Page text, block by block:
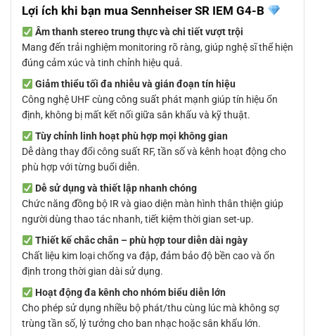
Lợi ích khi bạn mua Sennheiser SR IEM G4-B
Âm thanh stereo trung thực và chi tiết vượt trội
Mang đến trải nghiệm monitoring rõ ràng, giúp nghệ sĩ thể hiện
đúng cảm xúc và tinh chỉnh hiệu quả.
Giảm thiểu tối đa nhiễu và gián đoạn tín hiệu
Công nghệ UHF cùng công suất phát mạnh giúp tín hiệu ổn
định, không bị mất kết nối giữa sân khấu và kỹ thuật.
Tùy chỉnh linh hoạt phù hợp mọi không gian
Dễ dàng thay đổi công suất RF, tần số và kênh hoạt động cho
phù hợp với từng buổi diễn.
Dễ sử dụng và thiết lập nhanh chóng
Chức năng đồng bộ IR và giao diện màn hình thân thiện giúp
người dùng thao tác nhanh, tiết kiệm thời gian set-up.
Thiết kế chắc chắn – phù hợp tour diễn dài ngày
Chất liệu kim loại chống va đập, đảm bảo độ bền cao và ổn
định trong thời gian dài sử dụng.
Hoạt động đa kênh cho nhóm biểu diễn lớn
Cho phép sử dụng nhiều bộ phát/thu cùng lúc mà không sợ
trùng tần số, lý tưởng cho ban nhạc hoặc sân khấu lớn.